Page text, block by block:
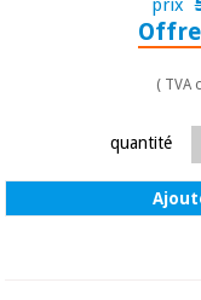
prix
Offre
( TVA
quantité